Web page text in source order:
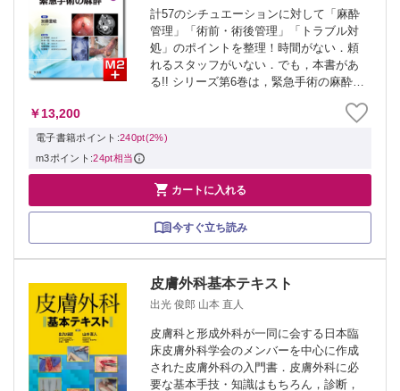
計57のシチュエーションに対して「麻酔
管理」「術前・術後管理」「トラブル対
処」のポイントを整理！時間がない．頼
れるスタッフがいない．でも，本書があ
る!! シリーズ第6巻は，緊急手術の麻酔に
の状態が悪い，夜間や休日に頼れるスタ
ッフがいない．逆境の中で迎える緊急手
￥13,200
電子書籍ポイント:240pt(2%)
m3ポイント:24pt相当
 カートに入れる
今すぐ立ち読み
皮膚外科基本テキスト
出光 俊郎 山本 直人
皮膚科と形成外科が一同に会する日本臨
床皮膚外科学会のメンバーを中心に作成
された皮膚外科の入門書．皮膚外科に必
要な基本手技・知識はもちろん，診断，